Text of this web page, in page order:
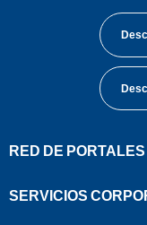
RED DE PORTALES
SERVICIOS